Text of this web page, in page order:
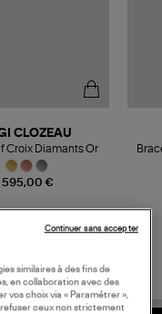
595,00 €
CLOZEAU
Croix Diamants Or
similaires à des fins de
en collaboration avec des
vos choix via « Paramétrer »,
refuser ceux non strictement
Continuer sans accepter